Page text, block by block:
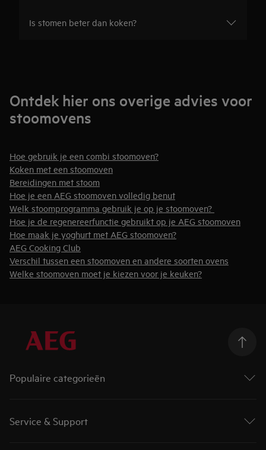
Is stomen beter dan koken?
Ontdek hier ons overige advies voor
stoomovens
Hoe gebruik je een combi stoomoven?
Koken met een stoomoven
Bereidingen met stoom
Hoe je een AEG stoomoven volledig benut
Welk stoomprogramma gebruik je op je stoomoven?
Hoe je de regenereerfunctie gebruikt op je AEG stoomoven
Hoe maak je yoghurt met AEG stoomoven?
AEG Cooking Club
Verschil tussen een stoomoven en andere soorten ovens
Welke stoomoven moet je kiezen voor je keuken?
Populaire categorieën
Droogkasten
Was-droogcombinaties
Service & Support